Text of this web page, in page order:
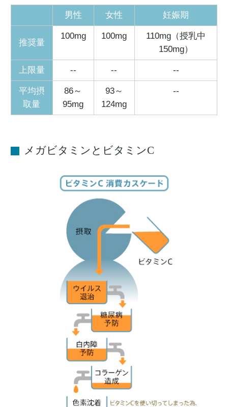
男性 女性 妊娠期
推奨量
100mg 100mg
110mg（授乳中
150mg）
上限量 -- -- --
平均摂
取量
86～
95mg
93～
124mg
--
メガビタミンとビタミンC